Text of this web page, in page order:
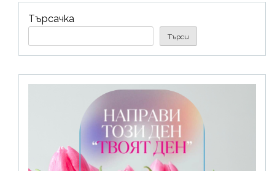
Търсачка
Търси